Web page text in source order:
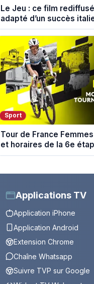
Le Jeu : ce film
adapté d’un succès
phénomène mondial
Sport
Tour de France
et horaires de la 6e
Montbrison et Tournon-
Applications TV
Application iPhone
Application Android
Extension Chrome
Chaîne Whatsapp
Suivre TVP sur Google